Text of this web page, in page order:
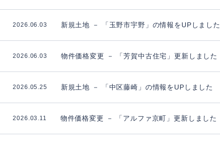
2026.06.03 新規土地 － 「玉野市宇野」の情報をUPしました
2026.06.03 物件価格変更 － 「芳賀中古住宅」更新しました
2026.05.25 新規土地 － 「中区藤崎」の情報をUPしました
2026.03.11 物件価格変更 － 「アルファ京町」更新しました